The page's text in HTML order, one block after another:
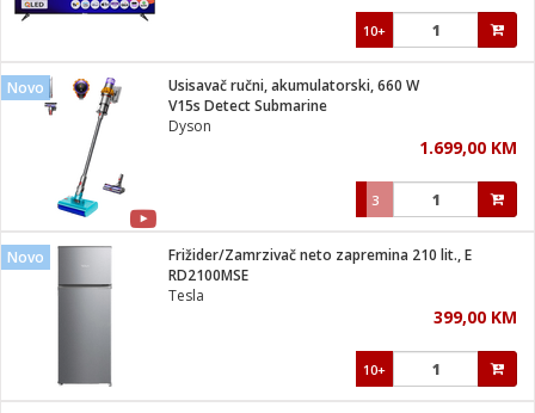
Vitrine
tuš
10+
Novo
Usisavač ručni, akumulatorski, 660 W
V15s Detect Submarine
Dyson
1.699,00 KM
3
Novo
Frižider/Zamrzivač neto zapremina 210 lit., E
RD2100MSE
Tesla
399,00 KM
10+